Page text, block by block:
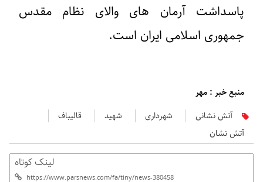
پاسداشت آرمان های والای نظام مقدس
جمهوری اسلامی ایران است.
منبع خبر : مهر
آتش نشانی
شهرداری شهید
قالیباف
آتش نشان
لینک کوتاه